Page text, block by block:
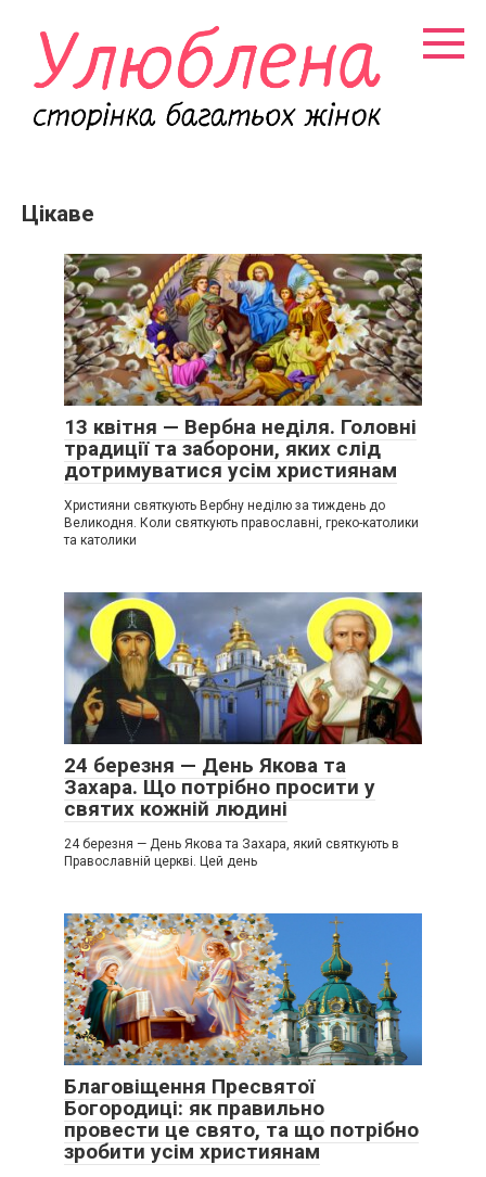
контенту
Цікаве
13 квітня — Вербна неділя. Головні
традиції та заборони, яких слід
дотримуватися усім християнам
Християни святкують Вербну неділю за тиждень до
Великодня. Коли святкують православні, греко-католики
та католики
24 березня — День Якова та
Захара. Що потрібно просити у
святих кожній людині
24 березня — День Якова та Захара, який святкують в
Православній церкві. Цей день
Благовіщення Пресвятої
Богородиці: як правильно
провести це свято, та що потрібно
зробити усім християнам